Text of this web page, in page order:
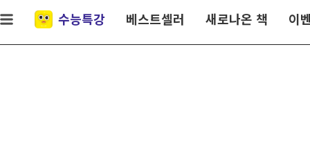
실시간
인기
수능특강 베스트셀러 새로나온 책 이